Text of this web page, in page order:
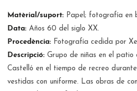
Matèrial/suport: Papel; fotografía en
Data: Años 60 del siglo XX.
Procedència: Fotografía cedida por
Descripció: Grupo de niñas en el patio
Castelló en el tiempo de recreo
vestidas con uniforme. Las obras de